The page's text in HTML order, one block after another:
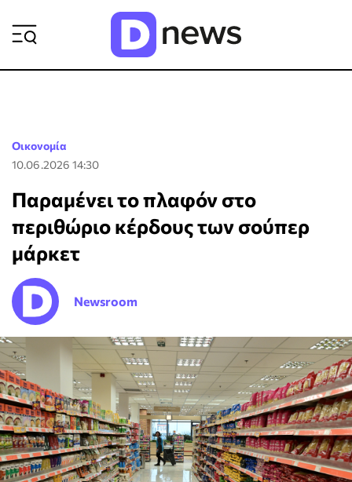
Οικονομία
10.06.2026 14:30
Παραμένει το πλαφόν στο
περιθώριο κέρδους των σούπερ
μάρκετ
Newsroom